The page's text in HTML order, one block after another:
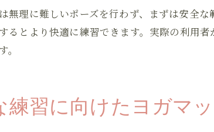
無理に難しいポーズを行わず、まずは安全
るとより快適に練習できます。実際の利用
。
練習に向けたヨガマ